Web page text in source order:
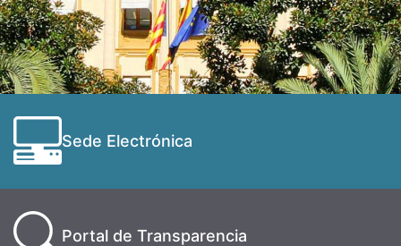
Sede Electrónica
Portal de Transparencia